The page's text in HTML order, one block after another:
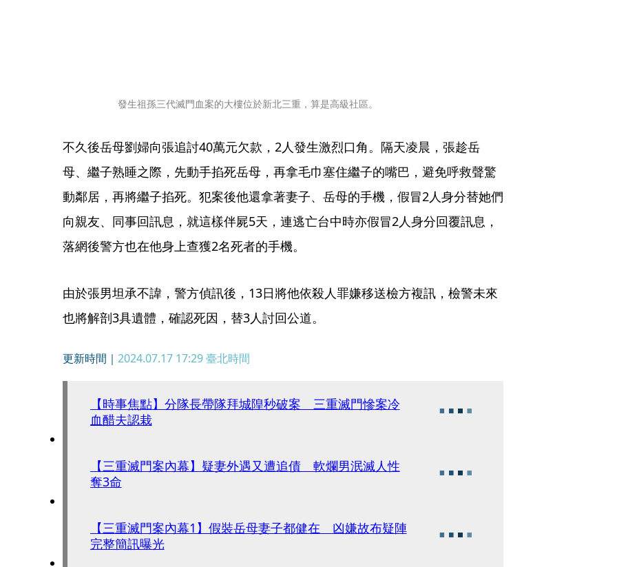
發生祖孫三代滅門血案的大樓位於新北三重，算是高級社區。
不久後岳母劉婦向張追討40萬元欠款，2人發生激烈口角。隔天凌晨，張趁岳
母、繼子熟睡之際，先動手掐死岳母，再拿毛巾塞住繼子的嘴巴，避免呼救聲驚
動鄰居，再將繼子掐死。犯案後他還拿著妻子、岳母的手機，假冒2人身分替她們
向親友、同事回訊息，就這樣伴屍5天，連逃亡台中時亦假冒2人身分回覆訊息，
落網後警方也在他身上查獲2名死者的手機。
由於張男坦承不諱，警方偵訊後，13日將他依殺人罪嫌移送檢方複訊，檢警未來
也將解剖3具遺體，確認死因，替3人討回公道。
更新時間｜ 2024.07.17 17:29臺北時間
【時事焦點】分隊長帶隊拜城隍秒破案 三重滅門慘案冷
血醋夫認栽
【三重滅門案內幕】疑妻外遇又遭追債 軟爛男泯滅人性
奪3命
【三重滅門案內幕1】假裝岳母妻子都健在 凶嫌故布疑陣
完整簡訊曝光